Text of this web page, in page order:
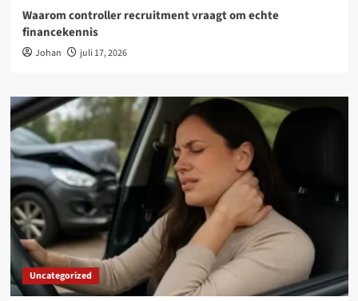
Waarom controller recruitment vraagt om echte
financekennis
Johan juli 17, 2026
Uncategorized